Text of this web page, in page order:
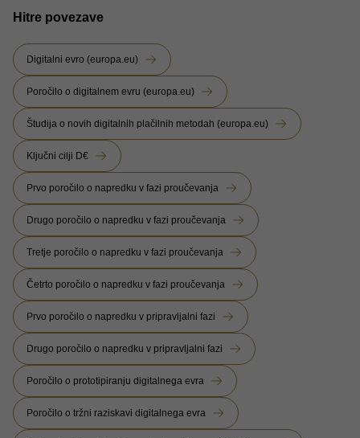
Hitre povezave
Digitalni evro (europa.eu)
Poročilo o digitalnem evru (europa.eu)
Študija o novih digitalnih plačilnih metodah (europa.eu)
Ključni cilji D€
Prvo poročilo o napredku v fazi proučevanja
Drugo poročilo o napredku v fazi proučevanja
Tretje poročilo o napredku v fazi proučevanja
Četrto poročilo o napredku v fazi proučevanja
Prvo poročilo o napredku v pripravljalni fazi
Drugo poročilo o napredku v pripravljalni fazi
Poročilo o prototipiranju digitalnega evra
Poročilo o tržni raziskavi digitalnega evra